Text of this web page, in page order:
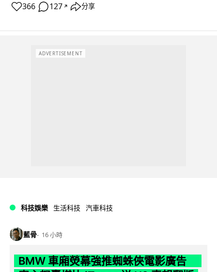
366 127 ↗ 分享
ADVERTISEMENT
科技娛樂 生活科技 汽車科技
藍骨 16 小時
BMW 車廂熒幕強推蜘蛛俠電影廣告